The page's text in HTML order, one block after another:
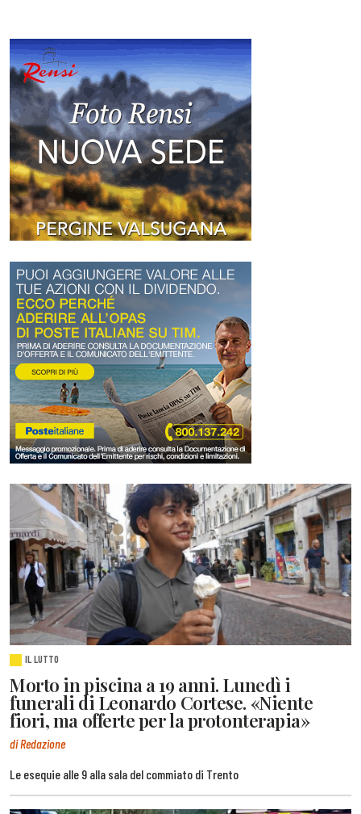
IL LUTTO
Morto in piscina a 19 anni. Lunedì i
funerali di Leonardo Cortese. «Niente
fiori, ma offerte per la protonterapia»
di Redazione
Le esequie alle 9 alla sala del commiato di Trento